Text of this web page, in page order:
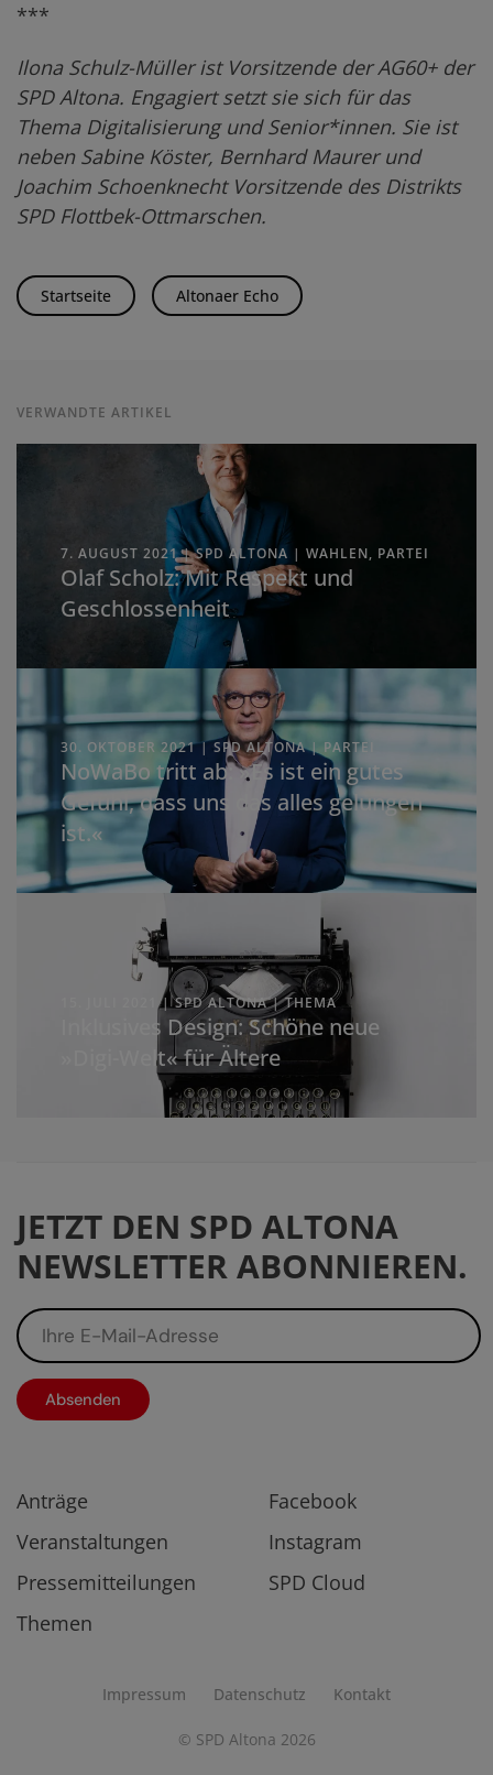
***
Ilona Schulz-Müller ist Vorsitzende der AG60+ der
SPD Altona. Engagiert setzt sie sich für das
Thema Digitalisierung und Senior*innen. Sie ist
neben Sabine Köster, Bernhard Maurer und
Joachim Schoenknecht Vorsitzende des Distrikts
SPD Flottbek-Ottmarschen.
Startseite Altonaer Echo
VERWANDTE ARTIKEL
7. AUGUST 2021 | SPD ALTONA | WAHLEN, PARTEI
Olaf Scholz: Mit Respekt und
Geschlos­senheit
30. OKTOBER 2021 | SPD ALTONA | PARTEI
NoWaBo tritt ab: »Es ist ein gutes
Gefühl, dass uns das alles gelungen
ist.«
15. JULI 2021 | SPD ALTONA | THEMA
Inklusives Design: Schöne neue
»Digi-Welt« für Ältere
JETZT DEN SPD ALTONA
NEWSLETTER ABONNIEREN.
Anträge
Veranstaltungen
Pressemitteilungen
Themen
Facebook
Instagram
SPD Cloud
Impressum Datenschutz Kontakt
© SPD Altona 2026